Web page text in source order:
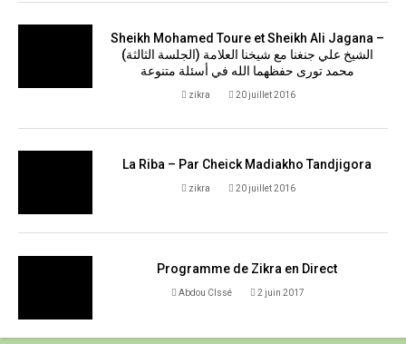
Sheikh Mohamed Toure et Sheikh Ali Jagana –
(الجلسة الثالثة) الشيخ علي جنغنا مع شيخنا العلامة
محمد تورى حفظهما الله في أسئلة متنوعة
zikra 20 juillet 2016
La Riba – Par Cheick Madiakho Tandjigora
zikra 20 juillet 2016
Programme de Zikra en Direct
Abdou CIssé 2 juin 2017